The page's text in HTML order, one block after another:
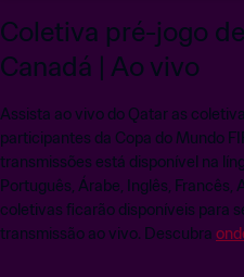
Coletiva pré-jogo
Canadá | Ao vivo
Assista ao vivo do Qatar as
participantes da Copa do Mundo
transmissões está disponível na
Português, Árabe, Inglês, Francês,
coletivas ficarão disponíveis para
transmissão ao vivo. Descubra